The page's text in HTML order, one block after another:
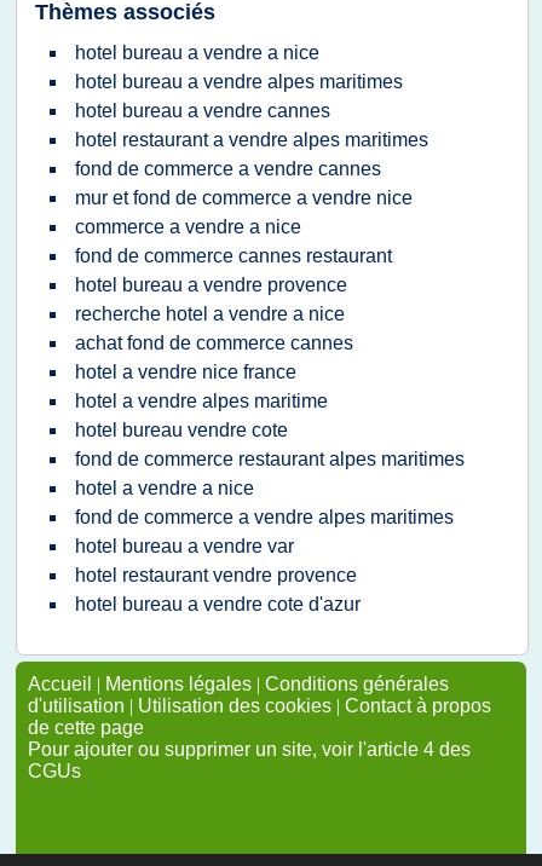
Thèmes associés
hotel bureau a vendre a nice
hotel bureau a vendre alpes maritimes
hotel bureau a vendre cannes
hotel restaurant a vendre alpes maritimes
fond de commerce a vendre cannes
mur et fond de commerce a vendre nice
commerce a vendre a nice
fond de commerce cannes restaurant
hotel bureau a vendre provence
recherche hotel a vendre a nice
achat fond de commerce cannes
hotel a vendre nice france
hotel a vendre alpes maritime
hotel bureau vendre cote
fond de commerce restaurant alpes maritimes
hotel a vendre a nice
fond de commerce a vendre alpes maritimes
hotel bureau a vendre var
hotel restaurant vendre provence
hotel bureau a vendre cote d'azur
Accueil | Mentions légales | Conditions générales
d'utilisation | Utilisation des cookies | Contact à propos
de cette page
Pour ajouter ou supprimer un site, voir l'article 4 des
CGUs